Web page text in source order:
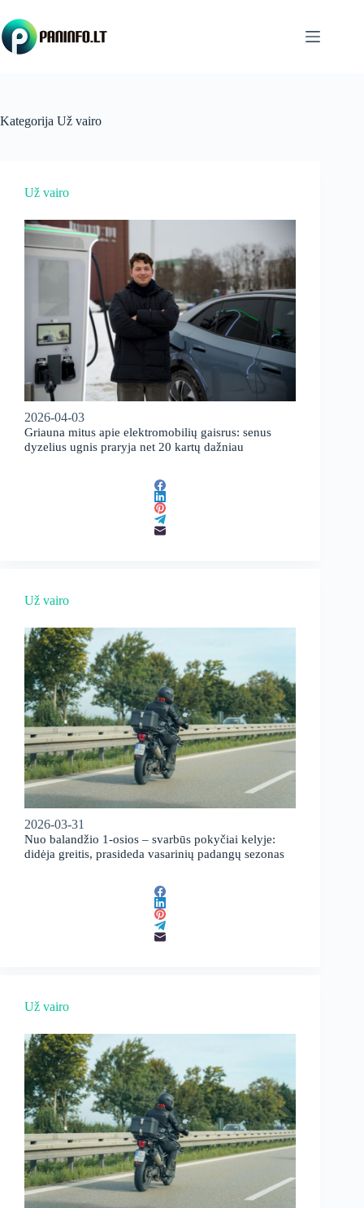
to
content
Kategorija Už vairo
Už vairo
2026-04-03
Griauna mitus apie elektromobilių gaisrus: senus
dyzelius ugnis praryja net 20 kartų dažniau
Už vairo
2026-03-31
Nuo balandžio 1-osios – svarbūs pokyčiai kelyje:
didėja greitis, prasideda vasarinių padangų sezonas
Už vairo